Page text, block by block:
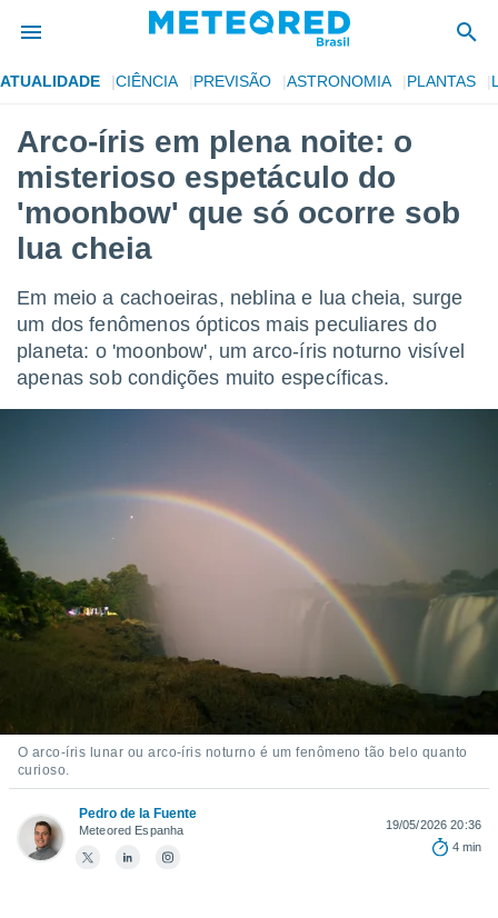
da
por
para
as
fornecidas
a este
e
forma
ou
permite-
a nossa
botão
ao
a
todos os
ou
ACEITAR
CONFIGURAÇÕES
ATUALIDADE CIÊNCIA PREVISÃO ASTRONOMIA PLANTAS
Arco-íris em plena noite: o
misterioso espetáculo do
'moonbow' que só ocorre sob
lua cheia
Em meio a cachoeiras, neblina e lua cheia, surge
um dos fenômenos ópticos mais peculiares do
planeta: o 'moonbow', um arco-íris noturno visível
apenas sob condições muito específicas.
O arco-íris lunar ou arco-íris noturno é um fenômeno tão belo quanto
curioso.
Pedro de la Fuente
Meteored Espanha
19/05/2026 20:36
4 min